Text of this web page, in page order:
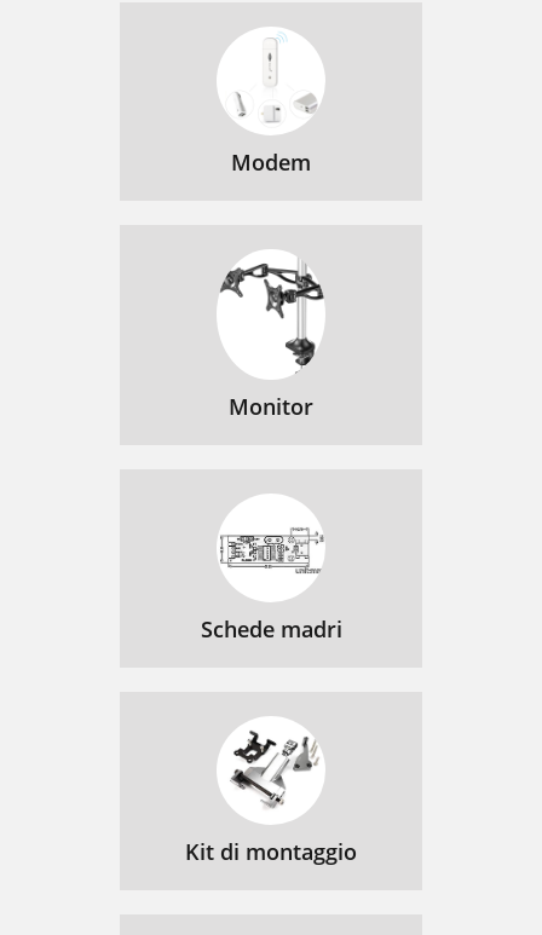
Modem
Monitor
Schede madri
Kit di montaggio